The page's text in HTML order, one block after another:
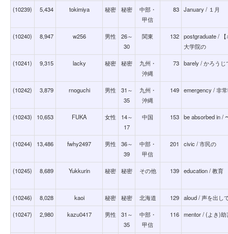
(10239) 5,434 tokimiya 秘密 秘密
中部・
甲信
83 January / １月
(10240) 8,947 w256 男性
26～
30
関東 132 postgraduate /
大学院の
(10241) 9,315 lacky 秘密 秘密
九州・
沖縄
73 barely / かろうじ
(10242) 3,879 rnoguchi 男性
31～
35
九州・
沖縄
149 emergency / 非
(10243) 10,653 FUKA 女性
14～
17
中国 153 be absorbed in /
(10244) 13,486 fwhy2497 男性
36～
39
中部・
甲信
201 civic / 市民の
(10245) 8,689 Yukkurin 秘密 秘密 その他 139 education / 教育
(10246) 8,028 kaoi 秘密 秘密 北海道 129 aloud / 声を出し
(10247) 2,980 kazu0417 男性
31～
35
中部・
甲信
116 mentor / (よき)